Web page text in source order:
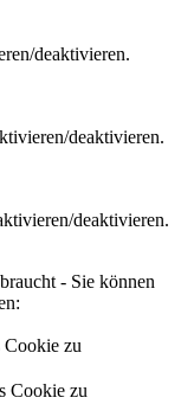
deaktivieren.
deaktivieren.
deaktivieren.
- Sie können
zu
Cookie zu